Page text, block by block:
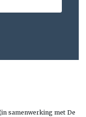
samenwerking met De